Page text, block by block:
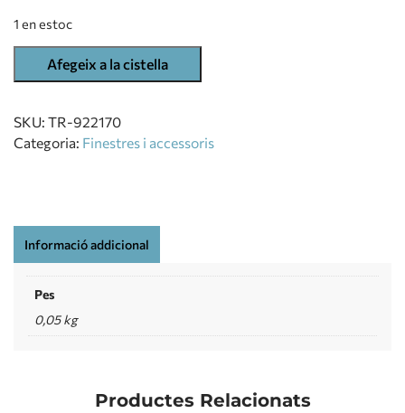
1 en estoc
Afegeix a la cistella
SKU: TR-922170
Categoria: Finestres i accessoris
Informació addicional
Pes
0,05 kg
Productes Relacionats